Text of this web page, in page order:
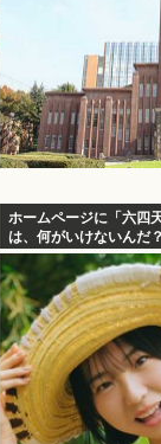
ホームページに「六四
は、何がいけないんだ？